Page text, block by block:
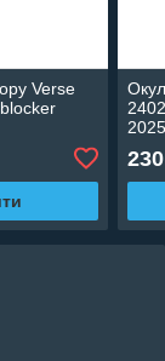
Verse
230